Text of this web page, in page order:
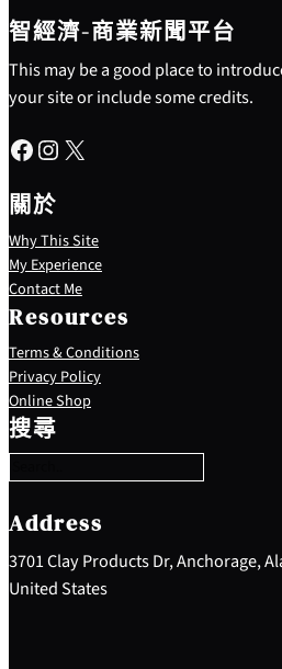
智經濟-商業新聞平台
This may be a good place to
your site or include some credits.
Facebook Instagram X
關於
Why This Site
My Experience
Contact Me
Resources
Terms & Conditions
Privacy Policy
Online Shop
搜尋
S
e
a
c
h
Address
3701 Clay Products Dr, Anchorage,
United States